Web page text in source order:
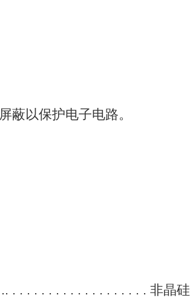
以保护电子电路。
. . . . . . . . . . . . . . . . . . . 非晶硅